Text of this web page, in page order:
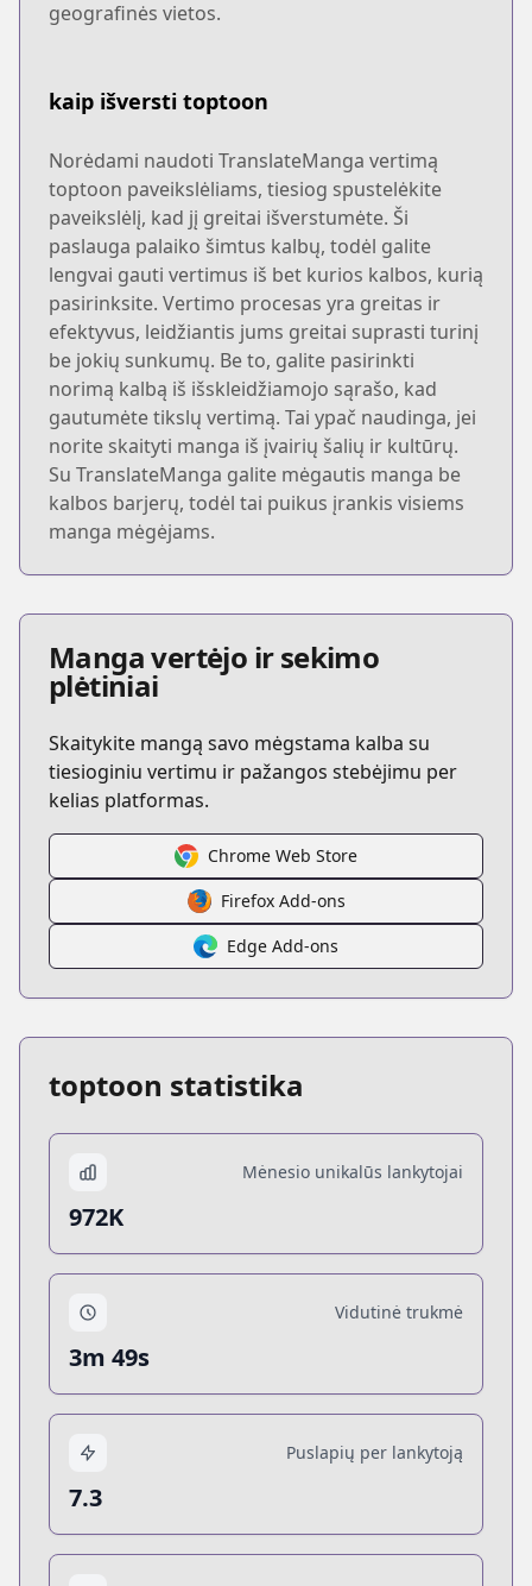
geografinės vietos.
kaip išversti toptoon
Norėdami naudoti TranslateManga vertimą
toptoon paveikslėliams, tiesiog spustelėkite
paveikslėlį, kad jį greitai išverstumėte. Ši
paslauga palaiko šimtus kalbų, todėl galite
lengvai gauti vertimus iš bet kurios kalbos, kurią
pasirinksite. Vertimo procesas yra greitas ir
efektyvus, leidžiantis jums greitai suprasti turinį
be jokių sunkumų. Be to, galite pasirinkti
norimą kalbą iš išskleidžiamojo sąrašo, kad
gautumėte tikslų vertimą. Tai ypač naudinga, jei
norite skaityti manga iš įvairių šalių ir kultūrų.
Su TranslateManga galite mėgautis manga be
kalbos barjerų, todėl tai puikus įrankis visiems
manga mėgėjams.
Manga vertėjo ir sekimo
plėtiniai
Skaitykite mangą savo mėgstama kalba su
tiesioginiu vertimu ir pažangos stebėjimu per
kelias platformas.
Chrome Web Store
Firefox Add-ons
Edge Add-ons
toptoon statistika
Mėnesio unikalūs lankytojai
972K
Vidutinė trukmė
3m 49s
Puslapių per lankytoją
7.3